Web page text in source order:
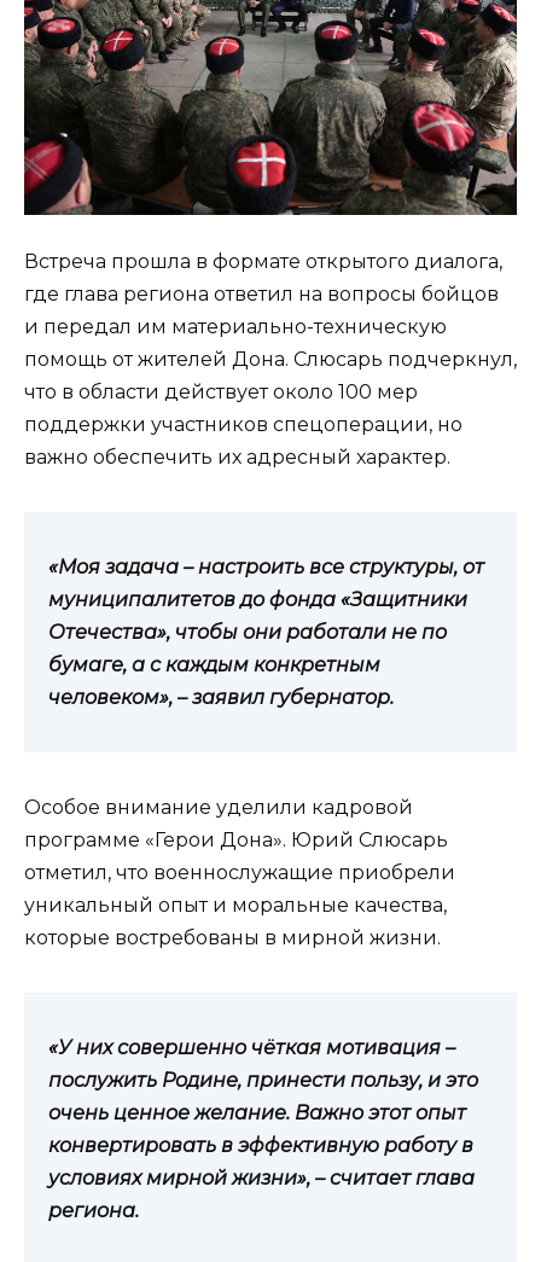
Встреча прошла в формате открытого диалога,
где глава региона ответил на вопросы бойцов
и передал им материально-техническую
помощь от жителей Дона. Слюсарь подчеркнул,
что в области действует около 100 мер
поддержки участников спецоперации, но
важно обеспечить их адресный характер.
«Моя задача – настроить все структуры, от
муниципалитетов до фонда «Защитники
Отечества», чтобы они работали не по
бумаге, а с каждым конкретным
человеком», – заявил губернатор.
Особое внимание уделили кадровой
программе «Герои Дона». Юрий Слюсарь
отметил, что военнослужащие приобрели
уникальный опыт и моральные качества,
которые востребованы в мирной жизни.
«У них совершенно чёткая мотивация –
послужить Родине, принести пользу, и это
очень ценное желание. Важно этот опыт
конвертировать в эффективную работу в
условиях мирной жизни», – считает глава
региона.